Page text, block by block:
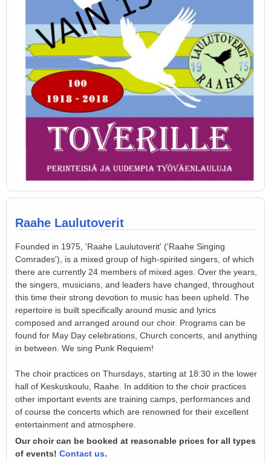
Raahe Laulutoverit
Founded in 1975, 'Raahe Laulutoverit' ('Raahe Singing
Comrades'), is a mixed group of high-spirited singers, of which
there are currently 24 members of mixed ages. Over the years,
the singers, musicians, and leaders have changed, throughout
this time their strong devotion to music has been upheld. The
repertoire is built specifically around music and lyrics
composed and arranged around our choir. Programs can be
found for May Day celebrations, Church concerts, and anything
in between. We sing Punk Requiem!
The choir practices on Thursdays, starting at 18:30 in the lower
hall of Keskuskoulu, Raahe. In addition to the choir practices
other important events are training camps, performances and
of course the concerts which are renowned for their excellent
entertainment and atmosphere.
Our choir can be booked at reasonable prices for all types
of events! Contact us.